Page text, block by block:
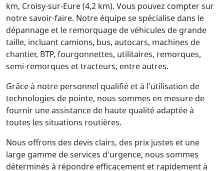
km, Croisy-sur-Eure (4,2 km). Vous pouvez compter sur
notre savoir-faire. Notre équipe se spécialise dans le
dépannage et le remorquage de véhicules de grande
taille, incluant camions, bus, autocars, machines de
chantier, BTP, fourgonnettes, utilitaires, remorques,
semi-remorques et tracteurs, entre autres.
Grâce à notre personnel qualifié et à l'utilisation de
technologies de pointe, nous sommes en mesure de
fournir une assistance de haute qualité adaptée à
toutes les situations routières.
Nous offrons des devis clairs, des prix justes et une
large gamme de services d'urgence, nous sommes
déterminés à répondre efficacement et rapidement à